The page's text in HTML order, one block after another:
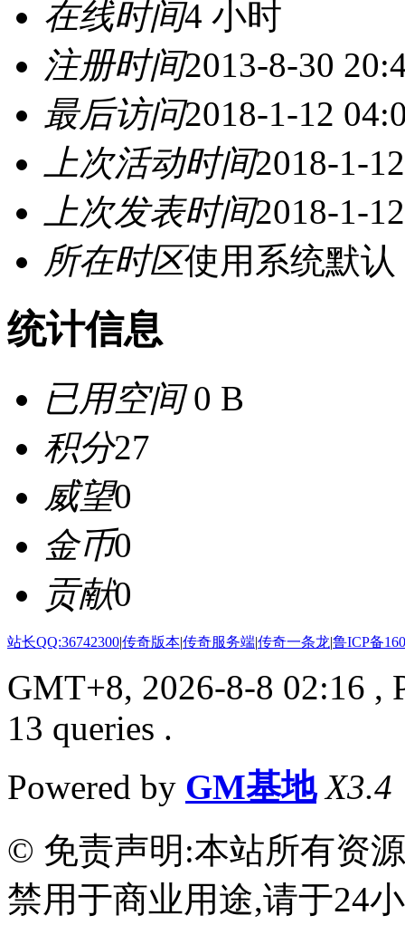
在线时间4 小时
注册时间2013-8-30
最后访问2018-1-12
上次活动时间2018-1-
上次发表时间2018-1-
所在时区使用系统默认
统计信息
已用空间0 B
积分27
威望0
金币0
贡献0
站长QQ:36742300|传奇版本|传奇服务端|传奇一条龙|鲁ICP备
GMT+8, 2026-8-8 02:16 ,
13 queries .
Powered by GM基地 X3.4
© 免责声明:本站所有资
禁用于商业用途,请于24